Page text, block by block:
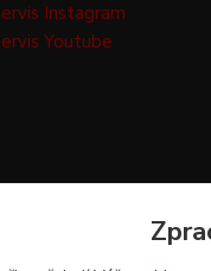
Instagram
Youtube